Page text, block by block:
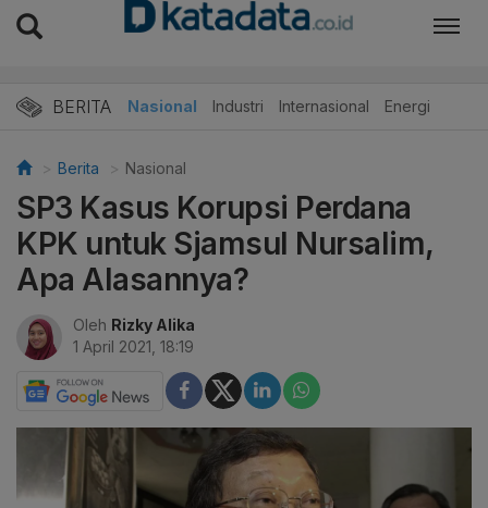
BERITA Nasional Industri Internasional Energi
Berita Nasional
SP3 Kasus Korupsi Perdana
KPK untuk Sjamsul Nursalim,
Apa Alasannya?
Oleh Rizky Alika
1 April 2021, 18:19